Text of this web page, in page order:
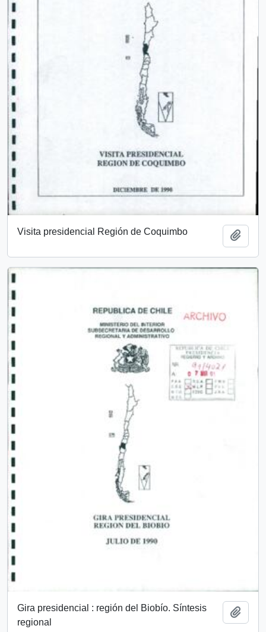
Visita presidencial Región de Coquimbo
Gira presidencial : región del Biobío. Síntesis
regional